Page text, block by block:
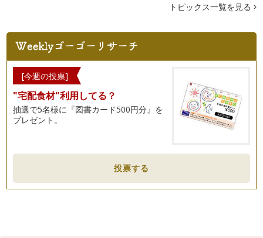
入園、入学シーズン。贈り物をしたり、お返しをする機会も増
える時期ですね。贈り物をスマートに…
入園・入学準備をいたしましょう 「旬をとりいれたフォーマ
ルマナー」
洋装、和装などの種類。時間帯による服装・・・フォーマルな
服装マナーとは、その場に合うように…
ますか？ お子様が入園、入…
美味しいお茶を出せるママになる方法
飛行機の中で飲む飲み物が、おいしいと感じた経験はありませ
トピックス一覧を見る
[今週の投票]
"宅配食材"利用してる？
抽選で5名様に『図書カード500円分』を
プレゼント。
投票する